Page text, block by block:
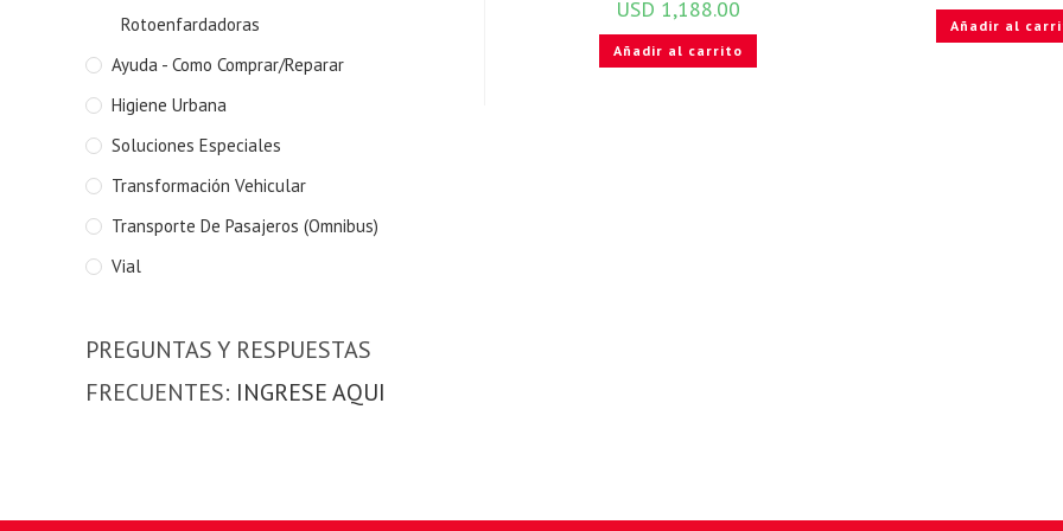
Rotoenfardadoras
Ayuda - Como Comprar/Reparar
Higiene Urbana
Soluciones Especiales
Transformación Vehicular
Transporte De Pasajeros (Omnibus)
Vial
PREGUNTAS Y RESPUESTAS
FRECUENTES: INGRESE AQUI
USD 1,188.00
Añadir al carrito
Añadir al